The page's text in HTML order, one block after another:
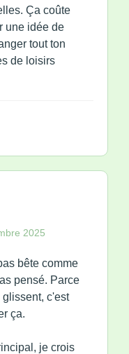
Ça coûte
une idée de
tout ton
de loisirs
2025
bête comme
pensé. Parce
c'est
ça.
je crois